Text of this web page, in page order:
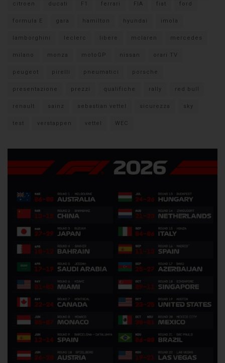
citroen ducati F1 ferrari FIA fiat ford
formula E gara hamilton hyundai imola
lamborghini leclerc libere mclaren mercedes
milano monza motoGP nissan orari TV
peugeot pirelli pneumatici porsche
presentazione prezzi qualifiche rally red bull
renault sainz sebastian vettel sicurezza sky
test verstappen vettel WEC